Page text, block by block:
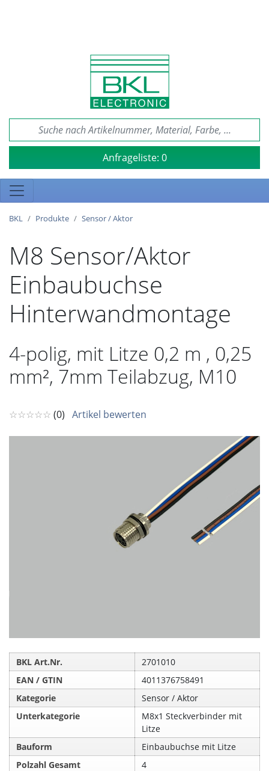
Anfrageliste: 0
BKL Produkte Sensor / Aktor
M8 Sensor/Aktor
Einbaubuchse
Hinterwandmontage
4-polig, mit Litze 0,2 m , 0,25
mm², 7mm Teilabzug, M10
☆☆☆☆☆ (0) Artikel bewerten
BKL Art.Nr.
2701010
EAN / GTIN
4011376758491
Kategorie
Sensor / Aktor
Unterkategorie
M8x1 Steckverbinder mit
Litze
Bauform
Einbaubuchse mit Litze
Polzahl Gesamt
4